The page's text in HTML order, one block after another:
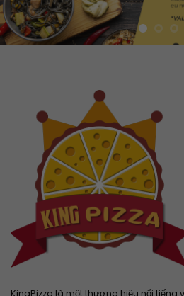
KingPizza là một thương hiệu nổi